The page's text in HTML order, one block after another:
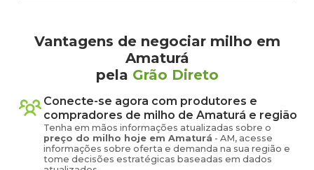
Vantagens de negociar milho em
Amaturá
pela Grão Direto
Conecte-se agora com produtores e
compradores de milho de Amaturá e região
Tenha em mãos informações atualizadas sobre o
preço do milho hoje em Amaturá - AM, acesse
informações sobre oferta e demanda na sua região e
tome decisões estratégicas baseadas em dados